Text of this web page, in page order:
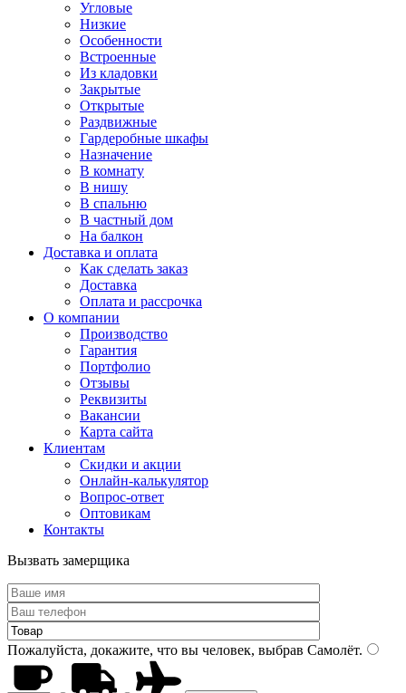
Угловые
Низкие
Особенности
Встроенные
Из кладовки
Закрытые
Открытые
Раздвижные
Гардеробные шкафы
Назначение
В комнату
В нишу
В спальню
В частный дом
На балкон
Доставка и оплата
Как сделать заказ
Доставка
Оплата и рассрочка
О компании
Производство
Гарантия
Портфолио
Отзывы
Реквизиты
Вакансии
Карта сайта
Клиентам
Скидки и акции
Онлайн-калькулятор
Вопрос-ответ
Оптовикам
Контакты
Вызвать замерщика
Пожалуйста, докажите, что вы человек, выбрав Самолёт.